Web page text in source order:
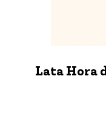
Lata Hora